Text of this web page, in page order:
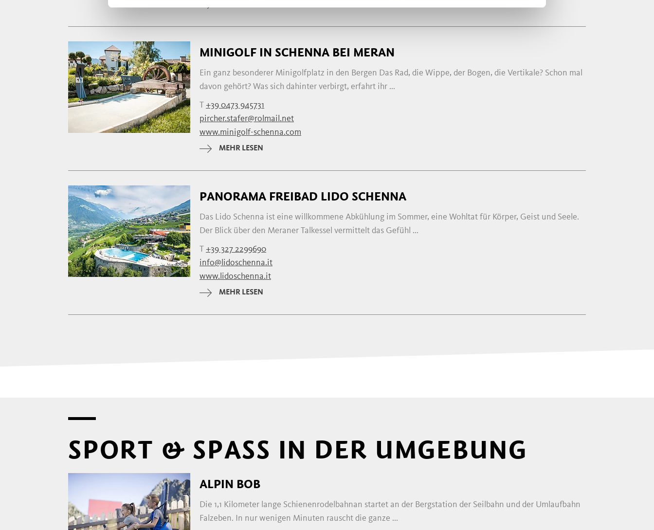
MINIGOLF IN SCHENNA BEI MERAN
Ein ganz besonderer Minigolfplatz in den Bergen Das Rad, die Wippe, der Bogen, die Vertikale? Schon mal
davon gehört? Was sich dahinter verbirgt, erfahrt ihr ...
T +39 0473 945731
pircher.stafer@rolmail.net
www.minigolf-schenna.com
MEHR LESEN
PANORAMA FREIBAD LIDO SCHENNA
Das Lido Schenna ist eine willkommene Abkühlung im Sommer, eine Wohltat für Körper, Geist und Seele.
Der Blick über den Meraner Talkessel vermittelt das Gefühl ...
T +39 327 2299690
info@lidoschenna.it
www.lidoschenna.it
MEHR LESEN
SPORT & SPASS IN DER UMGEBUNG
ALPIN BOB
Die 1,1 Kilometer lange Schienenrodelbahnan startet an der Bergstation der Seilbahn und der Umlaufbahn
Falzeben. In nur wenigen Minuten rauscht die ganze ...